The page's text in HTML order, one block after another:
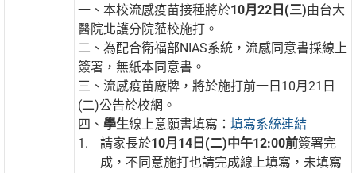
一、本校流感疫苗接種將於10月22日(三)由台大
醫院北護分院蒞校施打。
二、為配合衛福部NIAS系統，流感同意書採線上
簽署，無紙本同意書。
三、流感疫苗廠牌，將於施打前一日10月21日
(二)公告於校網。
四、學生線上意願書填寫：填寫系統連結
請家長於10月14日(二)中午12:00前簽署完
成，不同意施打也請完成線上填寫，未填寫